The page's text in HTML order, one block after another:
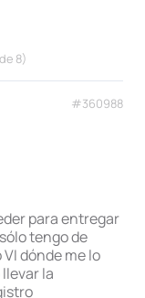
8)
#360988
para entregar
tengo de
dónde me lo
la